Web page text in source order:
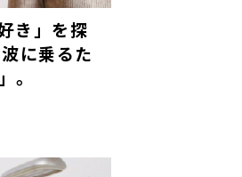
き」を探
に乗るた
。